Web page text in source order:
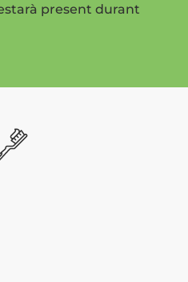
present durant